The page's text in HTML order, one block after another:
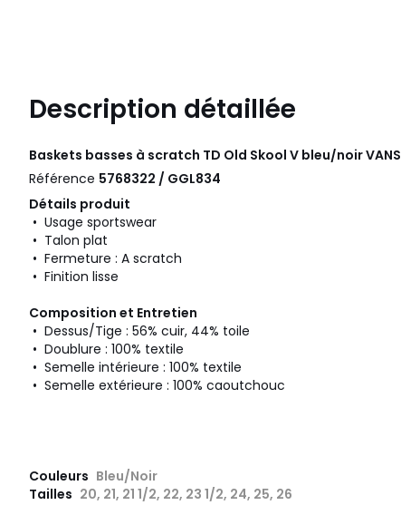
Description détaillée
Baskets basses à scratch TD Old Skool V bleu/noirVANS
Référence 5768322 / GGL834
Détails produit
• Usage sportswear
• Talon plat
• Fermeture : A scratch
• Finition lisse
Composition et Entretien
• Dessus/Tige : 56% cuir, 44% toile
• Doublure : 100% textile
• Semelle intérieure : 100% textile
• Semelle extérieure : 100% caoutchouc
Couleurs Bleu/Noir
Tailles 20, 21, 21 1/2, 22, 23 1/2, 24, 25, 26